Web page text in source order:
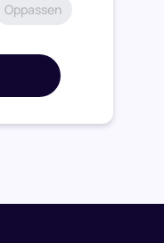
Oppassen